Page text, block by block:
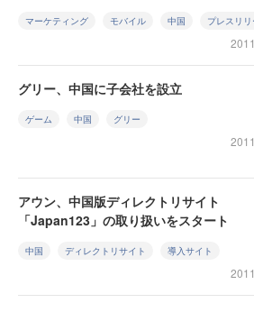
マーケティング モバイル 中国 プレスリリ
グリー、中国に子会社を設立
ゲーム 中国 グリー
アウン、中国版ディレクトリサイト
「Japan123」の取り扱いをスタート
中国 ディレクトリサイト 導入サイト